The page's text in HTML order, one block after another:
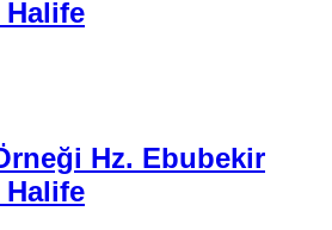
Halife
Hz. Ebubekir
Halife